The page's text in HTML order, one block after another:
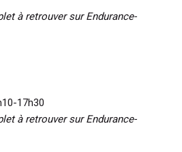
à retrouver sur Endurance-
17h30
à retrouver sur Endurance-